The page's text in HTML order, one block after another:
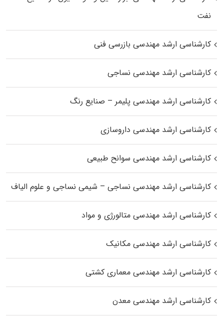
نفت
کارشناسی ارشد مهندسی بازرسی فنی
کارشناسی ارشد مهندسی نساجی
کارشناسی ارشد مهندسی پلیمر – صنایع رنگ
کارشناسی ارشد مهندسی داروسازی
کارشناسی ارشد مهندسی سوانح طبیعی
کارشناسی ارشد مهندسی نساجی – شیمی نساجی و علوم الیاف
کارشناسی ارشد مهندسی متالورژی و مواد
کارشناسی ارشد مهندسی مکانیک
کارشناسی ارشد مهندسی معماری کشتی
کارشناسی ارشد مهندسی معدن